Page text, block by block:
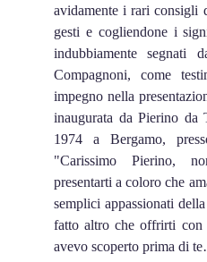
avidamente i rari consigli
gesti e cogliendone i
indubbiamente segnati
Compagnoni, come
impegno nella
inaugurata da Pierino da
1974 a Bergamo,
"Carissimo Pierino,
presentarti a coloro che
semplici appassionati
fatto altro che offrirti con
avevo scoperto prima di